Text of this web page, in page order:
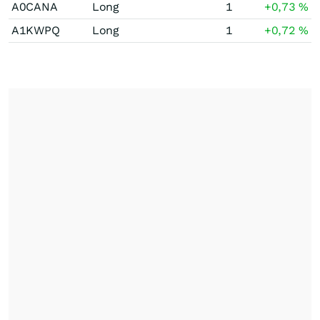
A0CANA
Long 1 +0,73%
A1KWPQ
Long 1 +0,72%